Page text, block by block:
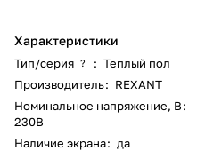
Характеристики
Тип/серия ? : Теплый пол
Производитель: REXANT
Номинальное напряжение, В:
230В
Наличие экрана: да